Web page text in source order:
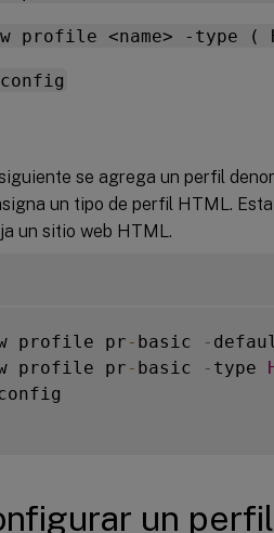
profile <name> -type (
se agrega un perfil
un tipo de perfil HTML.
un sitio web HTML.
profile pr - basic -
profile pr - basic - type
un